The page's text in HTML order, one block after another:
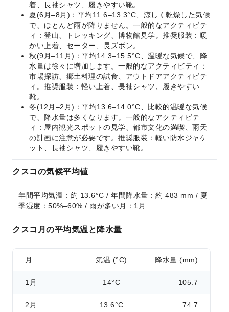
着、長袖シャツ、履きやすい靴。
夏(6月–8月)：平均11.6–13.3°C、涼しく乾燥した気候
で、ほとんど雨が降りません。一般的なアクティビテ
ィ：登山、トレッキング、博物館見学。推奨服装：暖
かい上着、セーター、長ズボン。
秋(9月–11月)：平均14.3–15.5°C、温暖な気候で、降
水量は徐々に増加します。一般的なアクティビティ：
市場探訪、郷土料理の試食、アウトドアアクティビテ
ィ。推奨服装：軽い上着、長袖シャツ、履きやすい
靴。
冬(12月–2月)：平均13.6–14.0°C、比較的温暖な気候
で、降水量は多くなります。一般的なアクティビテ
ィ：屋内観光スポットの見学、都市文化の満喫、雨天
の計画に注意が必要です。推奨服装：軽い防水ジャケ
ット、長袖シャツ、履きやすい靴。
クスコの気候平均値
年間平均気温：約 13.6°C / 年間降水量：約 483 mm / 夏
季湿度：50%–60% / 雨が多い月：1月
クスコ月の平均気温と降水量
月 気温 (°C) 降水量 (mm)
1月 14°C 105.7
2月 13.6°C 74.7